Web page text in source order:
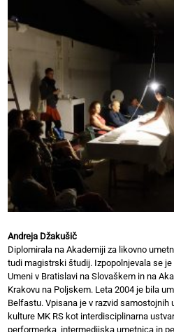
Andreja Džakušič
Diplomirala na Akademiji za likovno
tudi magistrski študij. Izpopolnjevala se
Umeni v Bratislavi na Slovaškem in na
Krakovu na Poljskem. Leta 2004 je bila
Belfastu. Vpisana je v razvid samostojnih
kulture MK RS kot interdisciplinarna
performerka, intermedijska umetnica in